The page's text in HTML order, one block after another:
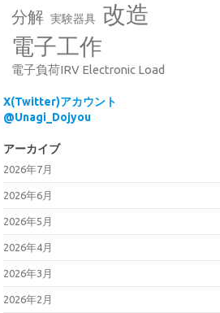
分解 実験器具 改造
電子工作
電子負荷IRV Electronic Load
X(Twitter)アカウント
@Unagi_Dojyou
アーカイブ
2026年7月
2026年6月
2026年5月
2026年4月
2026年3月
2026年2月